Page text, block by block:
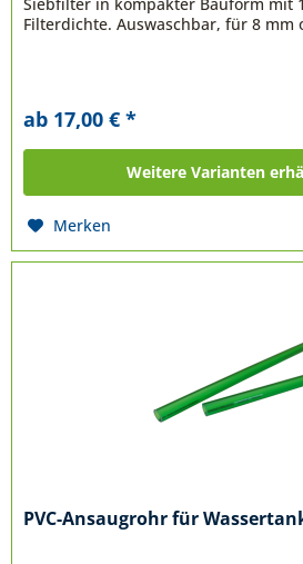
Siebfilter in kompakter Bauform mit
Filterdichte. Auswaschbar, für 8 mm
ab 17,00 € *
Weitere Varianten
Merken
PVC-Ansaugrohr für